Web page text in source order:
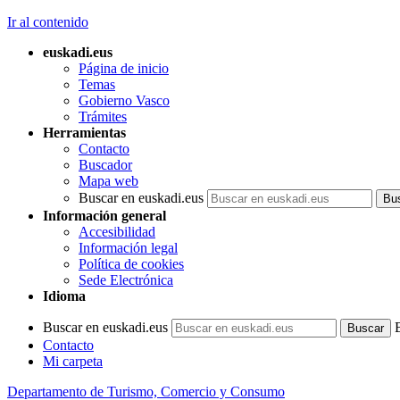
Ir al contenido
euskadi.eus
Página de inicio
Temas
Gobierno Vasco
Trámites
Herramientas
Contacto
Buscador
Mapa web
Buscar en euskadi.eus
Información general
Accesibilidad
Información legal
Política de cookies
Sede Electrónica
Idioma
Buscar en euskadi.eus
Contacto
Mi carpeta
Departamento de Turismo, Comercio y Consumo